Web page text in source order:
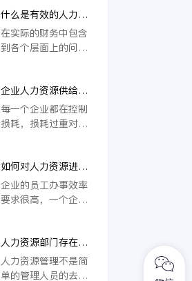
作为从事人力资源管
理的工作人员来说，
帮助企业如何如何制
定完善的人力资源计
此今天我们就这一问
题来看一下。
要，在这个方面所涉
及到的内容也更多，
下面我们来了解一下
进行人力资源规划的
源，对企业的了解程
度一定是全面而深入
的。只有人力资源管
够把企业的人管好。
什么是有效的人力资
源
在实际的财务中包含
到各个层面上的问
企业在财务上一定要
注意到各个方面的问
题，才能够为企业带
的助力 也会更大，
那么什么是有效的人
力资源呢？
企业人力资源供给与
需求平衡
每一个企业都在控制
损耗，损耗过重对企
人才的时候也会有很
大的规定，而这个人
才的规定所涉及到的
加的注意到企业的需
要，而企业人力资源
供给与需求平衡是非
如何对人力资源进行
分析？
企业的员工办事效率
要求很高，一个企业
很高的要求，员工的
办事效率决定了员工
对企业的贡献，因此
人力资源部门存在的
意义是什么？
人力资源管理不是简
单的管理人员的去与